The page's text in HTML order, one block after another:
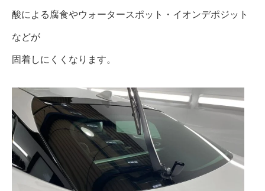
酸による腐食やウォータースポット・イオンデポジット
などが
固着しにくくなります。